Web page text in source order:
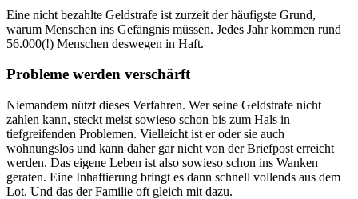
Eine nicht bezahlte Geldstrafe ist zurzeit der häufigste Grund,
warum Menschen ins Gefängnis müssen. Jedes Jahr kommen rund
56.000(!) Menschen deswegen in Haft.
Probleme werden verschärft
Niemandem nützt dieses Verfahren. Wer seine Geldstrafe nicht
zahlen kann, steckt meist sowieso schon bis zum Hals in
tiefgreifenden Problemen. Vielleicht ist er oder sie auch
wohnungslos und kann daher gar nicht von der Briefpost erreicht
werden. Das eigene Leben ist also sowieso schon ins Wanken
geraten. Eine Inhaftierung bringt es dann schnell vollends aus dem
Lot. Und das der Familie oft gleich mit dazu.